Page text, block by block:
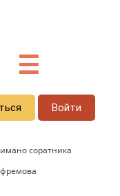
☰
Войти
соратника